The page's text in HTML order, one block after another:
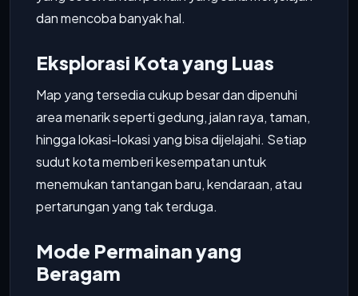
dan mencoba banyak hal.
Eksplorasi Kota yang Luas
Map yang tersedia cukup besar dan dipenuhi
area menarik seperti gedung, jalan raya, taman,
hingga lokasi-lokasi yang bisa dijelajahi. Setiap
sudut kota memberi kesempatan untuk
menemukan tantangan baru, kendaraan, atau
pertarungan yang tak terduga.
Mode Permainan yang
Beragam